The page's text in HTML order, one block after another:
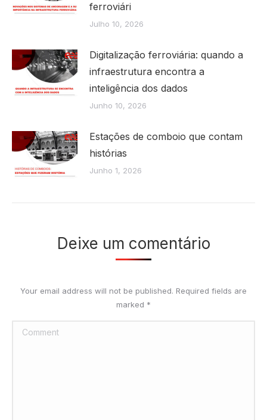
ferroviári
Julho 10, 2026
Digitalização ferroviária: quando a
infraestrutura encontra a
inteligência dos dados
Junho 10, 2026
Estações de comboio que contam
histórias
Junho 1, 2026
Deixe um comentário
Your email address will not be published. Required fields are
marked *
Comment